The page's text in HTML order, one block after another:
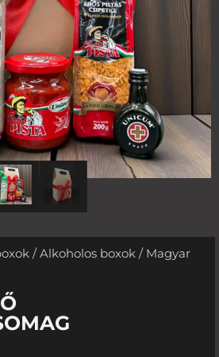
/Alkoholos boxok / Magyar